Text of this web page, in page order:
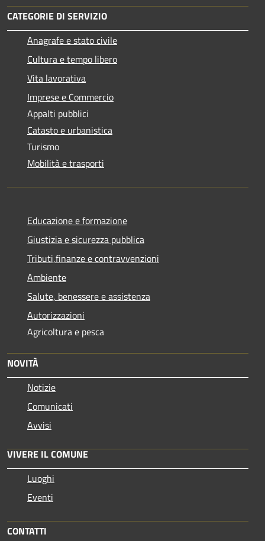
CATEGORIE DI SERVIZIO
Anagrafe e stato civile
Cultura e tempo libero
Vita lavorativa
Imprese e Commercio
Appalti pubblici
Catasto e urbanistica
Turismo
Mobilità e trasporti
Educazione e formazione
Giustizia e sicurezza pubblica
Tributi,finanze e contravvenzioni
Ambiente
Salute, benessere e assistenza
Autorizzazioni
Agricoltura e pesca
NOVITÀ
Notizie
Comunicati
Avvisi
VIVERE IL COMUNE
Luoghi
Eventi
CONTATTI